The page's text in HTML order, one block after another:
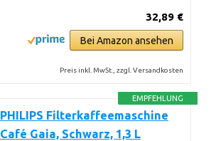
32,89 €
Bei Amazon ansehen
Preis inkl. MwSt., zzgl. Versandkosten
EMPFEHLUNG
PHILIPS Filterkaffeemaschine
Café Gaia, Schwarz, 1,3 L